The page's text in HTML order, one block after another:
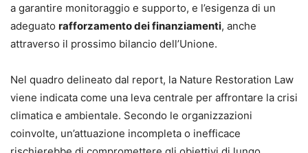
a garantire monitoraggio e supporto, e l’esigenza di un
adeguato rafforzamento dei finanziamenti, anche
attraverso il prossimo bilancio dell’Unione.
Nel quadro delineato dal report, la Nature Restoration Law
viene indicata come una leva centrale per affrontare la crisi
climatica e ambientale. Secondo le organizzazioni
coinvolte, un’attuazione incompleta o inefficace